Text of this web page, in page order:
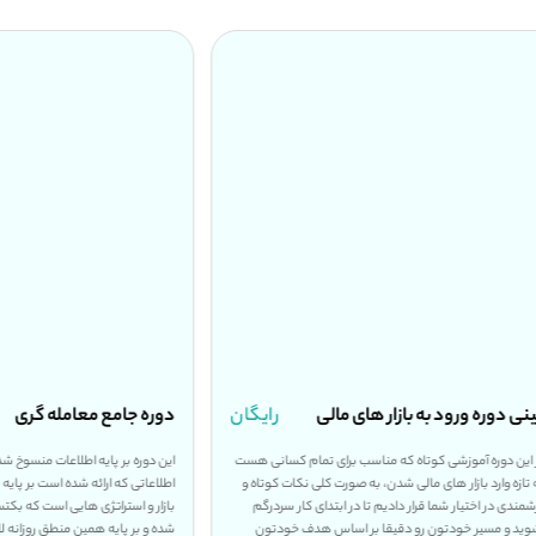
مالی رایگان
برای تمام کسانی هست
کلی نکات کوتاه و
ابتدای کار سردرگم
اساس هدف خودتون
دوره جامع معامله گری ۱۵.۸۷۰.۰۰۰
این دوره بر پایه اطلاعات منسوخ شده طراحی نشده است و تمام
اطلاعاتی که ارائه شده است بر پایه منطق نقدینگی و حجمی
بازار و استراتژی هایی است که بکتست و فوروارد تست گرفته
شده و بر پایه همین منطق روزانه لایو ترید صورت میگیرد که